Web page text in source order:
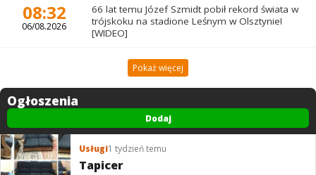
08:32
06/08.2026
66 lat temu Józef Szmidt pobił rekord świata w
trójskoku na stadione Leśnym w Olsztynie!
[WIDEO]
Pokaż więcej
Ogłoszenia
Dodaj
Usługi1 tydzień temu
Tapicer